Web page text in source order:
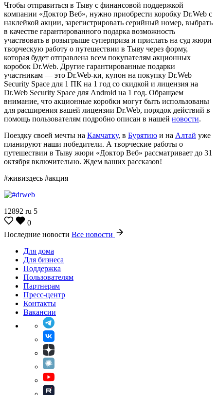
Чтобы отправиться в Тыву с финансовой поддержкой
компании «Доктор Веб», нужно приобрести коробку Dr.Web с
наклейкой акции, зарегистрировать серийный номер, выбрать
в качестве гарантированного подарка возможность
участвовать в розыгрыше суперприза и прислать на суд жюри
творческую работу о путешествии в Тыву через форму,
которая будет отправлена всем покупателям акционных
коробок Dr.Web. Другие гарантированные подарки
участникам — это Dr.Web-ки, купон на покупку Dr.Web
Security Space для 1 ПК на 1 год со скидкой и лицензия на
Dr.Web Security Space для Android на 1 год. Обращаем
внимание, что акционные коробки могут быть использованы
для расширения вашей лицензии Dr.Web, порядок действий в
помощь пользователям подробно описан в нашей новости.
Поездку своей мечты на Камчатку, в Бурятию и на Алтай уже
планируют наши победители. А творческие работы о
путешествии в Тыву жюри «Доктор Веб» рассматривает до 31
октября включительно. Ждем ваших рассказов!
#живиздесь #акция
12892 ru 5
0
Последние новости Все новости
Для дома
Для бизнеса
Поддержка
Пользователям
Партнерам
Пресс-центр
Контакты
Вакансии